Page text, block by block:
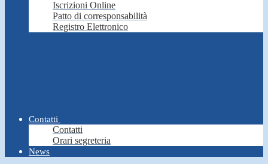
Iscrizioni Online
Patto di corresponsabilità
Registro Elettronico
Contatti
Contatti
Orari segreteria
News